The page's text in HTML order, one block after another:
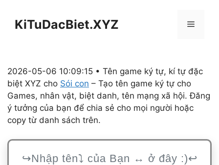
KiTuDacBiet.XYZ Menu
2026-05-06 10:09:15 • Tên game ký tự, kí tự đặc
biệt XYZ cho Sói con – Tạo tên game ký tự cho
Games, nhân vật, biệt danh, tên mạng xã hội. Đăng
ý tưởng của bạn để chia sẻ cho mọi người hoặc
copy từ danh sách trên.